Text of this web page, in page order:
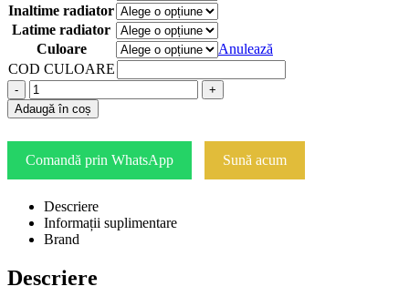
Inaltime radiator
Latime radiator
Culoare
Anulează
COD CULOARE
-
+
Adaugă în coș
Comandă prin WhatsApp Sună acum
Descriere
Informații suplimentare
Brand
Descriere